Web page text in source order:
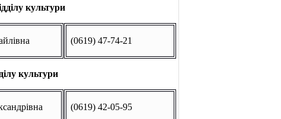
культури
(0619) 47-74-21
культури
(0619) 42-05-95